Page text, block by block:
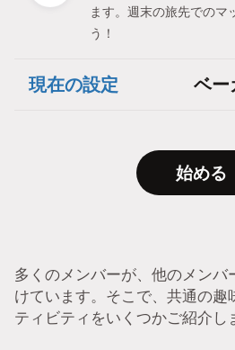
ます。週末の旅先でのマ
う！
現在の設定 ベー
始める
多くのメンバーが、他のメンバ
けています。そこで、共通の趣
ティビティをいくつかご紹介し